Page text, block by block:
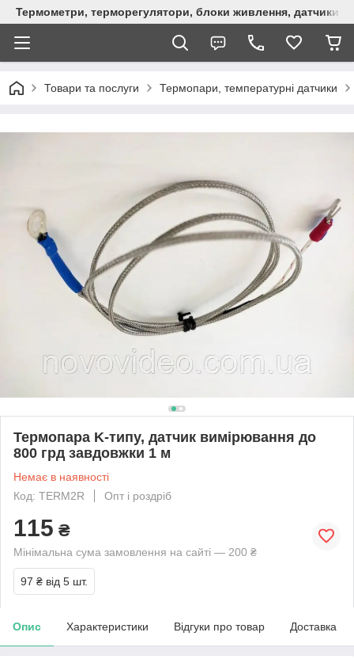
Термометри, терморегулятори, блоки живлення, датчики,
Товари та послуги Термопари, температурні датчики
Термопара K-типу, датчик вимірювання до
800 грд завдовжки 1 м
Немає в наявності
Код: TERM2R
Опт і роздріб
115 ₴
Мінімальна сума замовлення на сайті — 200 ₴
97 ₴ від 5 шт.
Опис Характеристики Відгуки про товар Доставка